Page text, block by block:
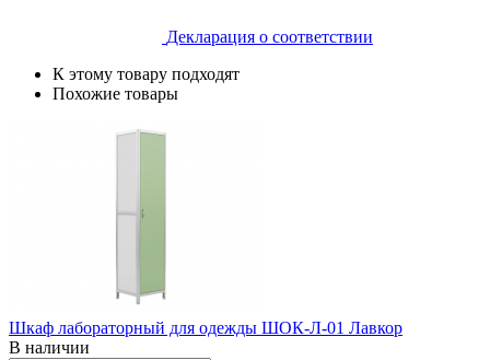
Декларация о соответствии
К этому товару подходят
Похожие товары
Шкаф лабораторный для одежды ШОК-Л-01 Лавкор
В наличии